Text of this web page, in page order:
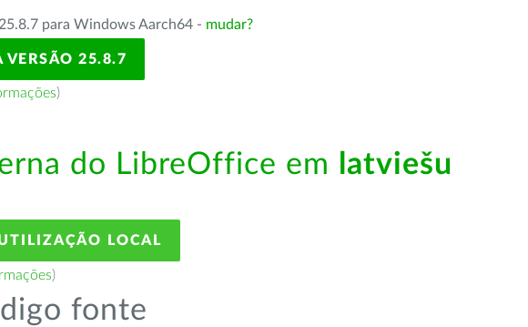
para Windows Aarch64 - mudar?
VERSÃO 25.8.7
)
do LibreOffice em latviešu
LOCAL
)
fonte